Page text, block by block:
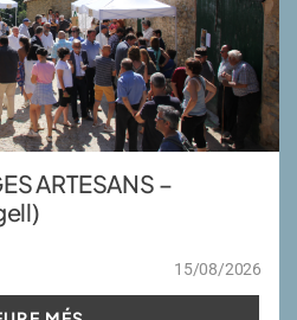
ARTESANS –
15/08/2026